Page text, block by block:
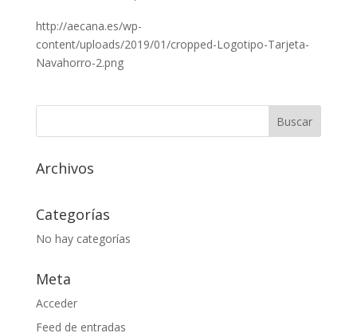
http://aecana.es/wp-
content/uploads/2019/01/cropped-Logotipo-Tarjeta-
Navahorro-2.png
Archivos
Categorías
No hay categorías
Meta
Acceder
Feed de entradas